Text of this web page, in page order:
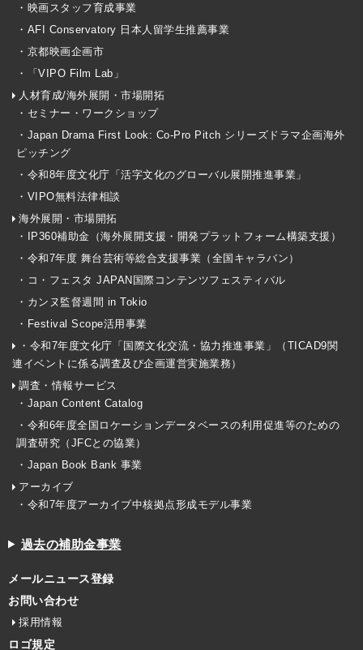
・映画スタッフ育成事業
・AFI Conservatory 日本人留学生推薦事業
・京都映画企画市
・「VIPO Film Lab」
人材育成/海外展開・市場開拓
・セミナー・ワークショップ
・Japan Drama First Look: Co-Pro Pitch シリーズドラマ企画海外
ピッチング
・令和8年度文化庁「活字文化のグローバル展開推進事業」
・VIPO無料法律相談
海外展開・市場開拓
・IP360補助金（海外展開支援・開発プラットフォーム構築支援）
・令和7年度 舞台芸術等総合支援事業（全国キャラバン）
・コ・フェスタ JAPAN国際コンテンツフェスティバル
・カンヌ監督週間 in Tokio
・Festival Scope活用事業
・令和7年度文化庁「国際文化交流・協力推進事業」（TICAD9関
連イベントに係る調査及び企画運営実施業務）
調査・情報サービス
・Japan Content Catalog
・令和6年度全国ロケーションデータベースの利用促進等のための
調査研究（JFCとの協業）
・Japan Book Bank 事業
アーカイブ
・令和7年度アーカイブ中核拠点形成モデル事業
過去の補助金事業
メールニュース登録
お問い合わせ
採用情報
ロゴ規定